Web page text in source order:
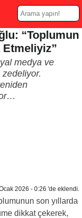
“Toplumun
Etmeliyiz”
medya ve
2026 - 0:26 'de eklendi.
son yıllarda
dikkat çekerek,